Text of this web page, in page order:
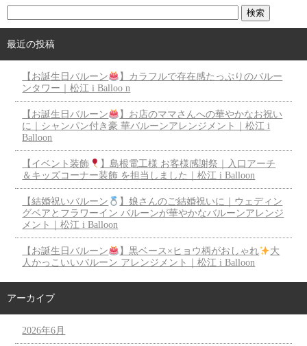
最近の投稿
【お誕生日バルーン
】カラフルで存在感たっぷりのバルー
ンタワー｜松江 i Balloo n
【お誕生日バルーン
】お店のママさんへの華やかなお祝い
に｜シャンパン付き豪 華バルーンアレンジメント｜松江 i
Balloon
【イベント装飾
】島根電工様 お客様感謝祭｜入口アーチ
＆キッズコーナー装飾 を担当しました｜松江 i Balloon
【結婚祝いバルーン
】娘さんのご結婚祝いに｜ウェディン
グベアとフラワーイン バルーンが華やかなバルーンアレンジ
メント｜松江 i Balloon
【お誕生日バルーン 】黒ベース×ヒョウ柄がおしゃれ
大
人かっこいいバルーン アレンジメント｜松江 i Balloon
アーカイブ
2026年6月